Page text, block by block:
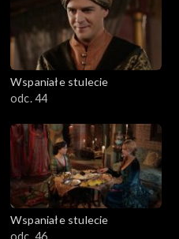
Wspaniałe stulecie
odc. 44
Wspaniałe stulecie